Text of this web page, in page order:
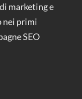
marketing e
nei primi
SEO